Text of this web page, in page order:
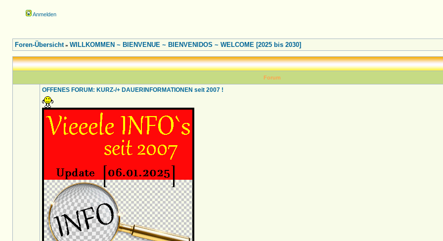
Anmelden
Foren-Übersicht» WILLKOMMEN ~ BIENVENUE ~ BIENVENIDOS ~ WELCOME [2025 bis 2030]
Forum
OFFENES FORUM: KURZ-/+ DAUERINFORMATIONEN seit 2007 !